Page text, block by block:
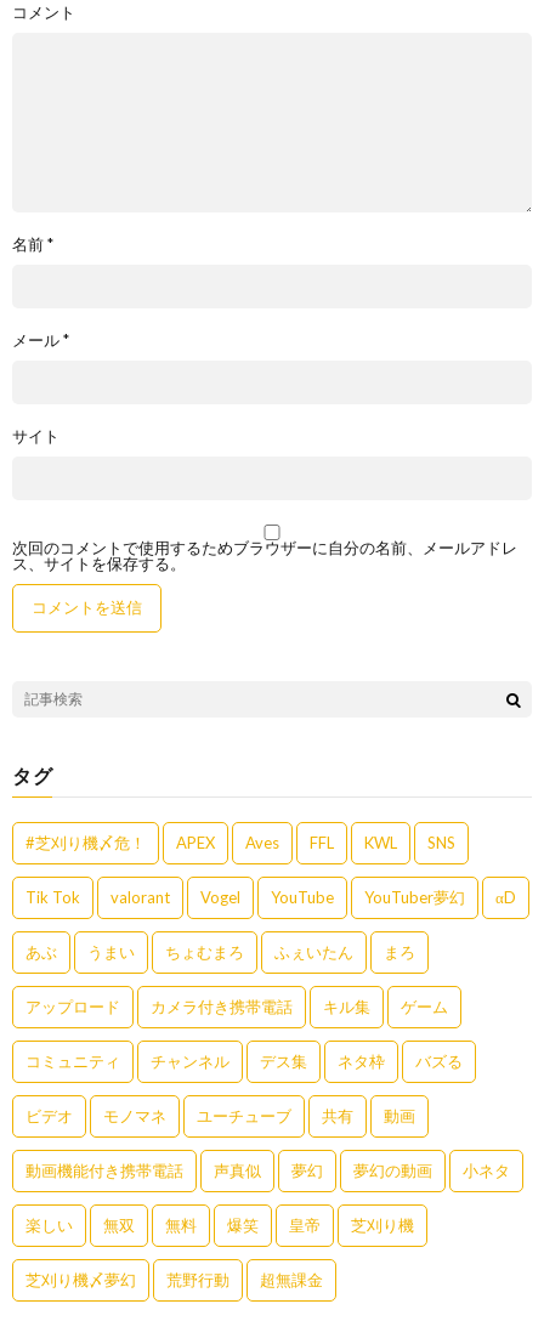
コメント
名前*
メール*
サイト
次回のコメントで使用するためブラウザーに自分の名前、メールアドレ
ス、サイトを保存する。
タグ
#芝刈り機〆危！ APEX Aves FFL KWL SNS
Tik Tok valorant Vogel YouTube YouTuber夢幻 αD
あぶ うまい ちょむまろ ふぇいたん まろ
アップロード カメラ付き携帯電話 キル集 ゲーム
コミュニティ チャンネル デス集 ネタ枠 バズる
ビデオ モノマネ ユーチューブ 共有 動画
動画機能付き携帯電話 声真似 夢幻 夢幻の動画 小ネタ
楽しい 無双 無料 爆笑 皇帝 芝刈り機
芝刈り機〆夢幻 荒野行動 超無課金